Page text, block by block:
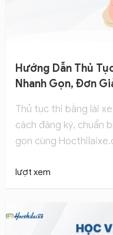
Hướng Dẫn Thủ
Nhanh Gọn, Đơn
Thủ tục thi bằng lái
cách đăng ký, chuẩn
gọn cùng
lượt xem